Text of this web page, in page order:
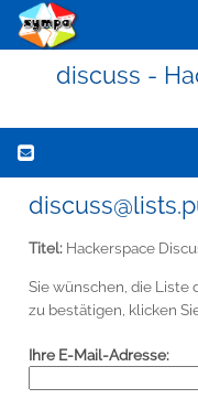
discuss -
Titel: Hackerspace
Sie wünschen, die Liste
zu bestätigen, klicken
Ihre E-Mail-Adresse: